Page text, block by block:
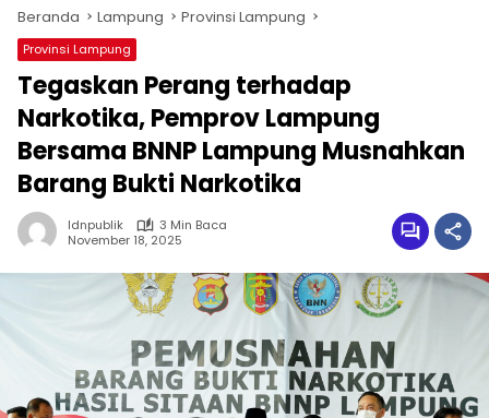
Beranda Lampung Provinsi Lampung
Provinsi Lampung
Tegaskan Perang terhadap
Narkotika, Pemprov Lampung
Bersama BNNP Lampung Musnahkan
Barang Bukti Narkotika
Idnpublik
3 Min Baca
November 18, 2025